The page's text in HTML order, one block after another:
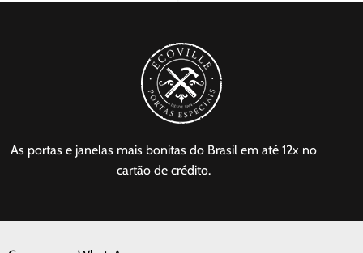
As portas e janelas mais bonitas do Brasil em até 12x no
cartão de crédito.